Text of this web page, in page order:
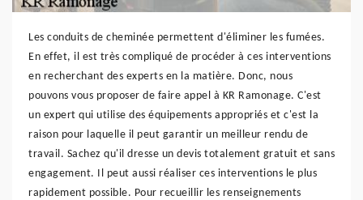
Les conduits de cheminée permettent d'éliminer les fumées.
En effet, il est très compliqué de procéder à ces interventions
en recherchant des experts en la matière. Donc, nous
pouvons vous proposer de faire appel à KR Ramonage. C'est
un expert qui utilise des équipements appropriés et c'est la
raison pour laquelle il peut garantir un meilleur rendu de
travail. Sachez qu'il dresse un devis totalement gratuit et sans
engagement. Il peut aussi réaliser ces interventions le plus
rapidement possible. Pour recueillir les renseignements